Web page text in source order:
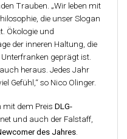
Trauben. „Wir leben mit
die unser Slogan
Ökologie und
der inneren Haltung, die
geprägt ist.
heraus. Jedes Jahr
Gefühl,“ so Nico Olinger.
mit dem Preis DLG-
und auch der Falstaff,
des Jahres